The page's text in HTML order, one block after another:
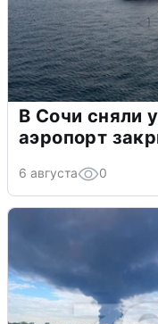
В Сочи сняли
аэропорт
6 августа 0